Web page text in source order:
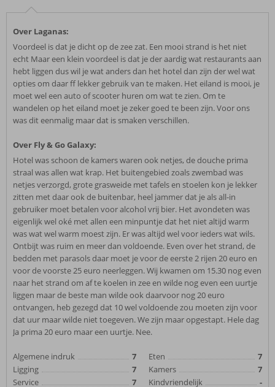
Over Laganas:
Voordeel is dat je dicht op de zee zat. Een mooi strand is het niet
echt Maar een klein voordeel is dat je der aardig wat restaurants aan
hebt liggen dus wil je wat anders dan het hotel dan zijn der wel wat
opties om daar ff lekker gebruik van te maken. Het eiland is mooi, je
moet wel een auto of scooter huren om wat te zien. Om te
wandelen op het eiland moet je zeker goed te been zijn. Voor ons
was dit eenmalig maar dat is smaken verschillen.
Over Fly & Go Galaxy:
Hotel was schoon de kamers waren ook netjes, de douche prima
straal was allen wat krap. Het buitengebied zoals zwembad was
netjes verzorgd, grote grasweide met tafels en stoelen kon je lekker
zitten met daar ook de buitenbar, heel jammer dat je als all-in
gebruiker moet betalen voor alcohol vrij bier. Het avondeten was
eigenlijk wel oké met allen een minpuntje dat het niet altijd warm
was wat wel warm moest zijn. Er was altijd wel voor ieders wat wils.
Ontbijt was ruim en meer dan voldoende. Even over het strand, de
bedden met parasols daar moet je voor de eerste 2 rijen 20 euro en
voor de voorste 25 euro neerleggen. Wij kwamen om 15.30 nog even
naar het strand om af te koelen in zee en wilde nog even een uurtje
liggen maar de beste man wilde ook daarvoor nog 20 euro
ontvangen, heb gezegd dat 10 wel voldoende zou moeten zijn voor
dat uur maar wilde niet toegeven. We zijn maar opgestapt. Hele dag
Ja prima 20 euro maar een uurtje. Nee.
Algemene indruk
7
Ligging
7
Service
7
Eten
7
Kamers
7
Kindvriendelijk
-